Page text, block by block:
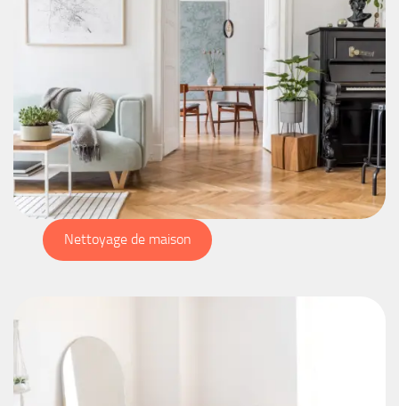
Nettoyage de maison